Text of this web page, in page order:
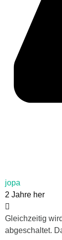
jopa
2 Jahre her
Gleichzeitig
abgeschaltet.